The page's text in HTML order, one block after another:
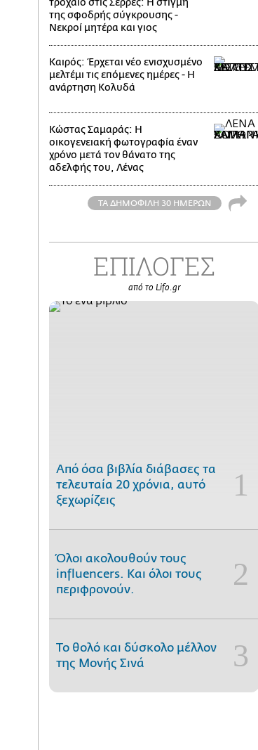
τροχαίο στις Σέρρες: Η στιγμή
της σφοδρής σύγκρουσης -
Νεκροί μητέρα και γιος
Καιρός: Έρχεται νέο ενισχυσμένο
μελτέμι τις επόμενες ημέρες - Η
ανάρτηση Κολυδά
Κώστας Σαμαράς: Η
οικογενειακή φωτογραφία έναν
χρόνο μετά τον θάνατο της
αδελφής του, Λένας
ΤΑ ΔΗΜΟΦΙΛΗ 30 ΗΜΕΡΩΝ
ΕΠΙΛΟΓΕΣ
από το Lifo.gr
Από όσα βιβλία διάβασες τα
τελευταία 20 χρόνια, αυτό
ξεχωρίζεις
Όλοι ακολουθούν τους
influencers. Και όλοι τους
περιφρονούν.
Το θολό και δύσκολο μέλλον
της Μονής Σινά